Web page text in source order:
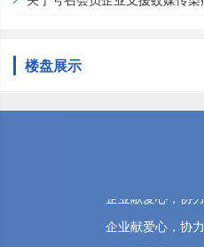
楼盘展示
企业献爱心，协
企业献爱心，协